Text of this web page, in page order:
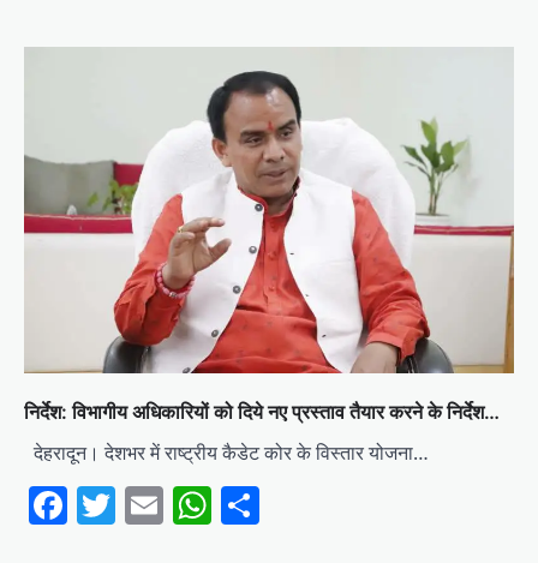
निर्देश: विभागीय अधिकारियों को दिये नए प्रस्ताव तैयार करने के निर्देश…
देहरादून। देशभर में राष्ट्रीय कैडेट कोर के विस्तार योजना…
Facebook
Twitter
EmailWhatsApp